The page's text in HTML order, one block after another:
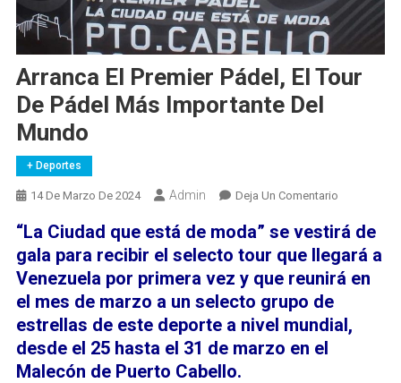
Arranca El Premier Pádel, El Tour
De Pádel Más Importante Del
Mundo
+ Deportes
14 De Marzo De 2024 Admin Deja Un ComentarioEn
El
Premier
Pádel,
Tour
De
“La Ciudad que está de moda” se vestirá de
gala para recibir el selecto tour que llegará a
Venezuela por primera vez y que reunirá en
el mes de marzo a un selecto grupo de
estrellas de este deporte a nivel mundial,
desde el 25 hasta el 31 de marzo en el
Malecón de Puerto Cabello.